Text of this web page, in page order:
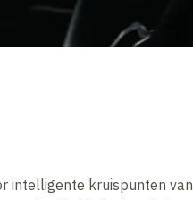
intelligente kruispunten van